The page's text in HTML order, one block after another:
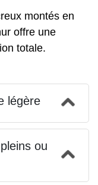
montés en
offre une
totale.
légère
ou